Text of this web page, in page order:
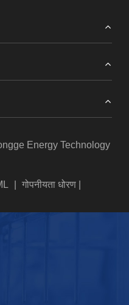
Energy Technology
गोपनीयता धोरण